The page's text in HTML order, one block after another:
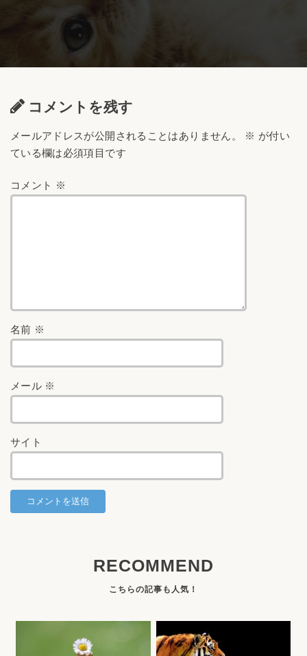
コメントを残す
メールアドレスが公開されることはありません。 ※ が付い
ている欄は必須項目です
コメント ※
名前 ※
メール ※
サイト
RECOMMEND